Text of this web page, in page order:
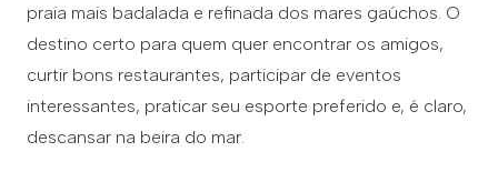
praia mais badalada e refinada dos mares gaúchos. O
destino certo para quem quer encontrar os amigos,
curtir bons restaurantes, participar de eventos
interessantes, praticar seu esporte preferido e, é claro,
descansar na beira do mar.